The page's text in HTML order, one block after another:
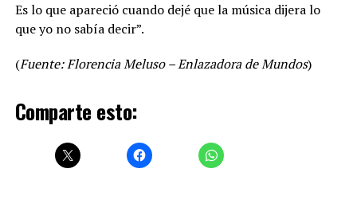
Es lo que apareció cuando dejé que la música dijera lo
que yo no sabía decir”.
(Fuente: Florencia Meluso – Enlazadora de Mundos)
Comparte esto: